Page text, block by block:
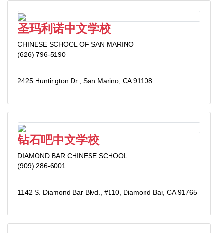
圣玛利诺中文学校
CHINESE SCHOOL OF SAN MARINO
(626) 796-5190
2425 Huntington Dr., San Marino, CA 91108
钻石吧中文学校
DIAMOND BAR CHINESE SCHOOL
(909) 286-6001
1142 S. Diamond Bar Blvd., #110, Diamond Bar, CA 91765